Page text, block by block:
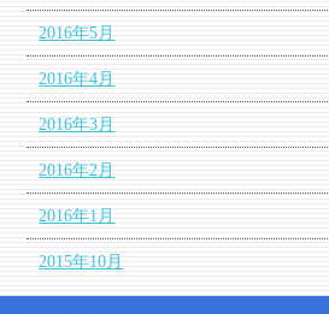
2016年5月
2016年4月
2016年3月
2016年2月
2016年1月
2015年10月